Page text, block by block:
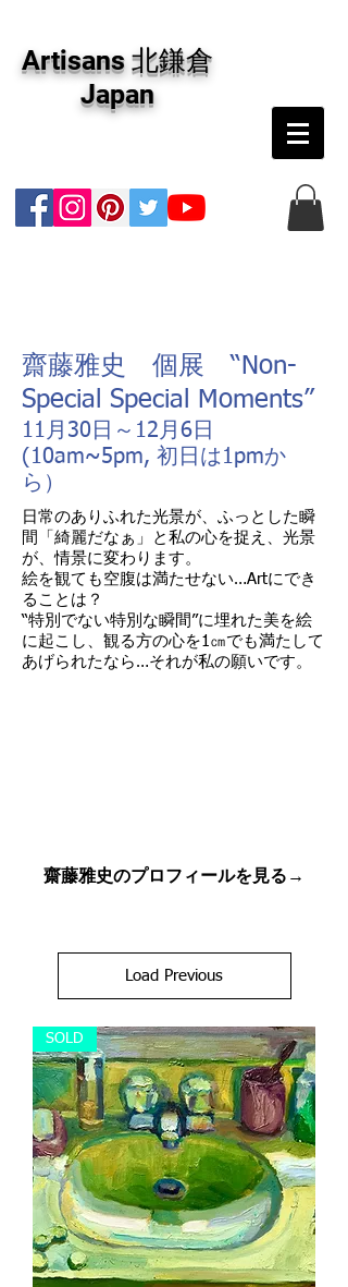
版画・切り絵など、コンテンポラリー並びにフ
ァインアートのオンライン販売をしています。
日本国内の抽象画・具象画の画家に加え、海外
のアーティストの作品もお取り寄せ頂けます。
インテリアとして、大切な方へのギフトとし
Artisans 北鎌倉
Japan
齋藤雅史 個展 “Non-
Special Special Moments”
11月30日～12月6日
(10am~5pm, 初日は1pmか
ら）
日常のありふれた光景が、ふっとした瞬
間「綺麗だなぁ」と私の心を捉え、光景
が、情景に変わります。
絵を観ても空腹は満たせない…Artにでき
ることは？
“特別でない特別な瞬間”に埋れた美を絵
に起こし、観る方の心を1㎝でも満たして
あげられたなら…それが私の願いです。
​齋藤雅史のプロフィールを見る→
Load Previous
SOLD